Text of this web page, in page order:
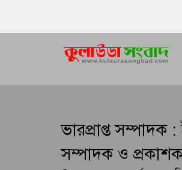
ভারপ্রাপ্ত
সম্পাদক ও